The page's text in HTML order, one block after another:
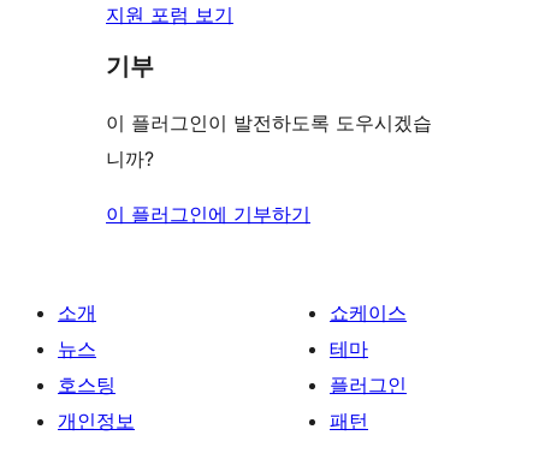
지원 포럼 보기
기부
이 플러그인이 발전하도록 도우시겠습
니까?
이 플러그인에 기부하기
소개
뉴스
호스팅
개인정보
쇼케이스
테마
플러그인
패턴